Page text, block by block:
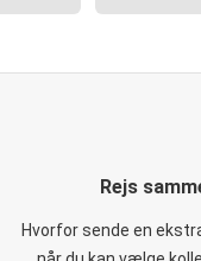
Rejs
Hvorfor sende en